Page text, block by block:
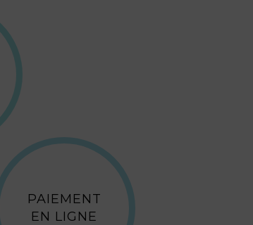
PAIEMENT
EN LIGNE